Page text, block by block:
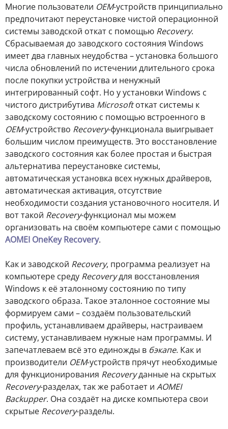
Многие пользователи OEM-устройств принципиально
предпочитают переустановке чистой операционной
системы заводской откат с помощью Recovery.
Сбрасываемая до заводского состояния Windows
имеет два главных неудобства – установка большого
числа обновлений по истечении длительного срока
после покупки устройства и ненужный
интегрированный софт. Но у установки Windows с
чистого дистрибутива Microsoftоткат системы к
заводскому состоянию с помощью встроенного в
OEM-устройство Recovery-функционала выигрывает
большим числом преимуществ. Это восстановление
заводского состояния как более простая и быстрая
альтернатива переустановке системы,
автоматическая установка всех нужных драйверов,
автоматическая активация, отсутствие
необходимости создания установочного носителя. И
вот такой Recovery-функционал мы можем
организовать на своём компьютере сами с помощью
AOMEI OneKey Recovery.
Как и заводской Recovery, программа реализует на
компьютере среду Recoveryдля восстановления
Windows к её эталонному состоянию по типу
заводского образа. Такое эталонное состояние мы
формируем сами – создаём пользовательский
профиль, устанавливаем драйверы, настраиваем
систему, устанавливаем нужные нам программы. И
запечатлеваем всё это единожды в бэкапе. Как и
производители OEM-устройств прячут необходимые
для функционирования Recoveryданные на скрытых
Recovery-разделах, так же работает и AOMEI
Backupper. Она создаёт на диске компьютера свои
скрытые Recovery-разделы.